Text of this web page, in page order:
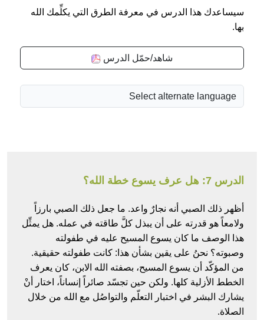
سيساعدك هذا الدرس في معرفة الطرق التي يكلِّمك الله
بها.
شاهد/حمّل الدرس
الدرس 7: هل عرف يسوع خطة الله؟
أظهر ذلك الصبي أنه نجارٌ واعد. ما جعل ذلك الصبي بارزاً
ولامعاً هو قدرته على أن يبذل كلَّ طاقته في عمله. هل يمثِّل
هذا الوصف ما كان يسوع المسيح عليه في طفولته
وصبوته؟ نحنُ على يقين بشأن هذا: كانت طفولته حقيقية.
من المؤكّد أن يسوع المسيح، بصفته الله الابن، كان يعرف
الخطط الأزلية كلها. ولكن حين تجسّد صائراً إنساناً، اختار أنْ
يشارك البشر في اختبار التعلّم والتواصُل مع الله من خلال
الصلاة.